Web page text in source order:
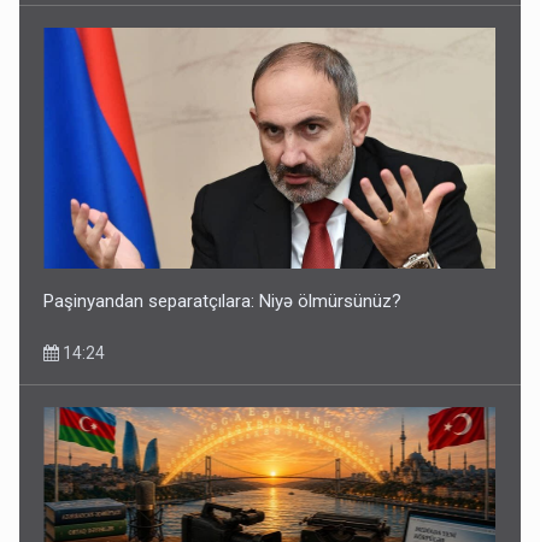
Paşinyandan separatçılara: Niyə ölmürsünüz?
14:24